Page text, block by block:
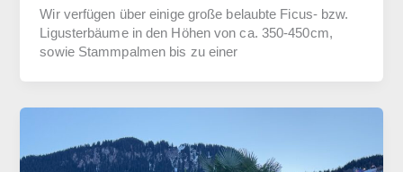
Wir verfügen über einige große belaubte Ficus- bzw.
Ligusterbäume in den Höhen von ca. 350-450cm,
sowie Stammpalmen bis zu einer